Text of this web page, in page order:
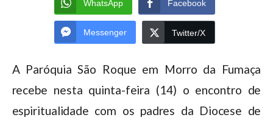
WhatsApp Facebook
Messenger Twitter/X
A Paróquia São Roque em Morro da Fumaça
recebe nesta quinta-feira (14) o encontro de
espiritualidade com os padres da Diocese de